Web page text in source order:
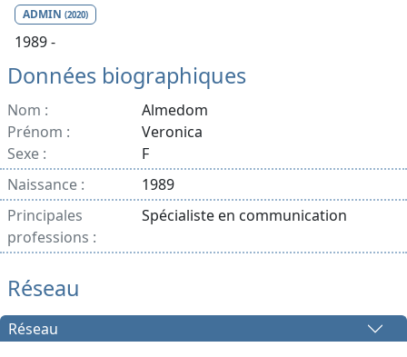
ADMIN (2020)
1989 -
Données biographiques
Nom :
Almedom
Prénom :
Veronica
Sexe :
F
Naissance :
1989
Principales
professions :
Spécialiste en communication
Réseau
Réseau